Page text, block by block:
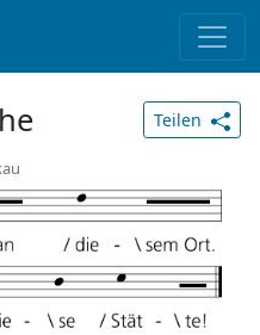
Teilen